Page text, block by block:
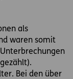
als
waren somit
Bei den über